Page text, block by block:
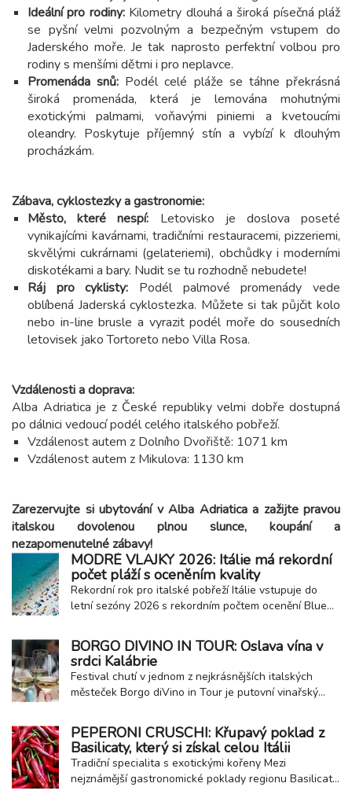
MODRÉ VLAJKY 2026: Itálie má rekordní
počet pláží s oceněním kvality
Rekordní rok pro italské pobřeží Itálie vstupuje do
letní sezóny 2026 s rekordním počtem ocenění Blue
ocenění získalo celkem 257 přímořských a jezerních
obcí, což potvrzuje vysokou kvalitu místních pláží,
čistotu vody i úroveň poskytovaných...
BORGO DIVINO IN TOUR: Oslava vína v
srdci Kalábrie
Festival chutí v jednom z nejkrásnějších italských
městeček Borgo diVino in Tour je putovní vinařský
kvalitní víno a regionální gastronomii. Jednou ze
zastávek této oblíbené akce je také malebné
kalábrijské městečko Fiumefreddo Bruzio...
PEPERONI CRUSCHI: Křupavý poklad z
Basilicaty, který si získal celou Itálii
Tradiční specialita s exotickými kořeny Mezi
nejznámější gastronomické poklady regionu Basilicata
Ideální pro rodiny:Kilometry dlouhá a široká písečná pláž
se pyšní velmi pozvolným a bezpečným vstupem do
Jaderského moře. Je tak naprosto perfektní volbou pro
rodiny s menšími dětmi i pro neplavce.
Promenáda snů: Podél celé pláže se táhne překrásná
široká promenáda, která je lemována mohutnými
exotickými palmami, voňavými piniemi a kvetoucími
oleandry. Poskytuje příjemný stín a vybízí k dlouhým
procházkám.
Zábava, cyklostezky a gastronomie:
Město, které nespí: Letovisko je doslova poseté
vynikajícími kavárnami, tradičními restauracemi, pizzeriemi,
skvělými cukrárnami (gelateriemi), obchůdky i moderními
diskotékami a bary. Nudit se tu rozhodně nebudete!
Ráj pro cyklisty: Podél palmové promenády vede
oblíbená Jaderská cyklostezka. Můžete si tak půjčit kolo
nebo in-line brusle a vyrazit podél moře do sousedních
letovisek jako Tortoreto nebo Villa Rosa.
Vzdálenosti a doprava:
Alba Adriatica je z České republiky velmi dobře dostupná
po dálnici vedoucí podél celého italského pobřeží.
Vzdálenost autem z Dolního Dvořiště: 1071 km
Vzdálenost autem z Mikulova: 1130 km
Zarezervujte si ubytování v Alba Adriatica a zažijte pravou
italskou dovolenou plnou slunce, koupání a
nezapomenutelné zábavy!